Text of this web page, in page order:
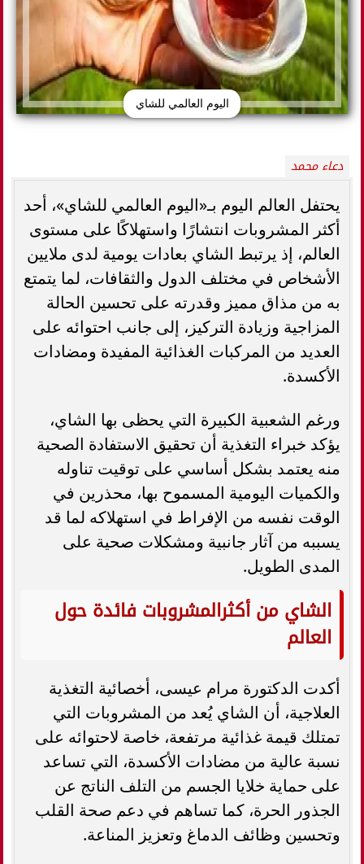
اليوم العالمي للشاي
دعاء محمد
يحتفل العالم اليوم بـ«اليوم العالمي للشاي»، أحد
أكثر المشروبات انتشارًا واستهلاكًا على مستوى
العالم، إذ يرتبط الشاي بعادات يومية لدى ملايين
الأشخاص في مختلف الدول والثقافات، لما يتمتع
به من مذاق مميز وقدرته على تحسين الحالة
المزاجية وزيادة التركيز، إلى جانب احتوائه على
العديد من المركبات الغذائية المفيدة ومضادات
الأكسدة.
ورغم الشعبية الكبيرة التي يحظى بها الشاي،
يؤكد خبراء التغذية أن تحقيق الاستفادة الصحية
منه يعتمد بشكل أساسي على توقيت تناوله
والكميات اليومية المسموح بها، محذرين في
الوقت نفسه من الإفراط في استهلاكه لما قد
يسببه من آثار جانبية ومشكلات صحية على
المدى الطويل.
الشاي من أكثرالمشروبات فائدة حول
العالم
أكدت الدكتورة مرام عيسى، أخصائية التغذية
العلاجية، أن الشاي يُعد من المشروبات التي
تمتلك قيمة غذائية مرتفعة، خاصة لاحتوائه على
نسبة عالية من مضادات الأكسدة، التي تساعد
على حماية خلايا الجسم من التلف الناتج عن
الجذور الحرة، كما تساهم في دعم صحة القلب
وتحسين وظائف الدماغ وتعزيز المناعة.